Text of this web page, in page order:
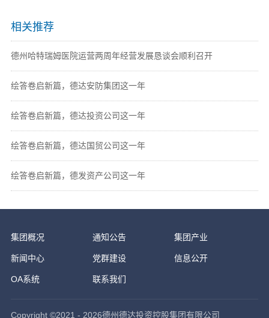
相关推荐
德州哈特瑞姆医院运营两周年经营发展恳谈会顺利召开
绘答卷启新篇，德达安防集团这一年
绘答卷启新篇，德达投资公司这一年
绘答卷启新篇，德达国贸公司这一年
绘答卷启新篇，德发资产公司这一年
集团概况 通知公告 集团产业
新闻中心 党群建设 信息公开
OA系统 联系我们
Copyright ©2021 - 2026德州德达投资控股集团有限公司